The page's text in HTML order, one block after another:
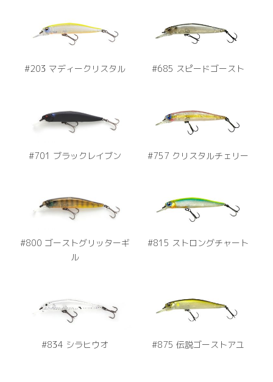
#203 マディークリスタル #685 スピードゴースト
#701 ブラックレイブン #757 クリスタルチェリー
#800 ゴーストグリッターギ
ル
#815 ストロングチャート
#834 シラヒウオ #875 伝説ゴーストアユ